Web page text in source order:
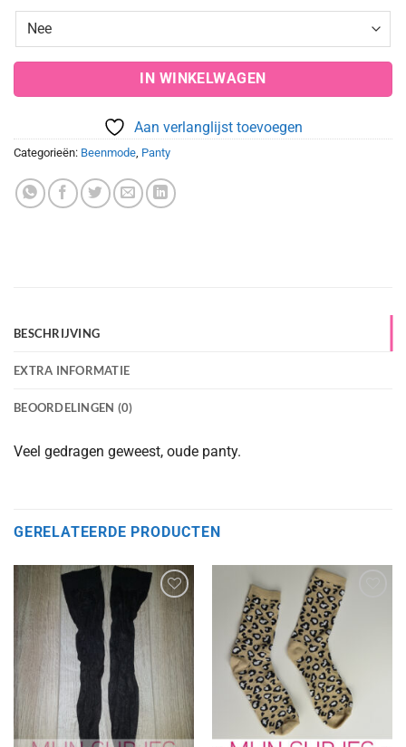
IN WINKELWAGEN
Aan verlanglijst toevoegen
Categorieën: Beenmode Panty
BESCHRIJVING
EXTRA INFORMATIE
BEOORDELINGEN (0)
Veel gedragen geweest, oude panty.
GERELATEERDE PRODUCTEN
Aan
verlanglijst
toevoegen
verlanglijst
toevoegen